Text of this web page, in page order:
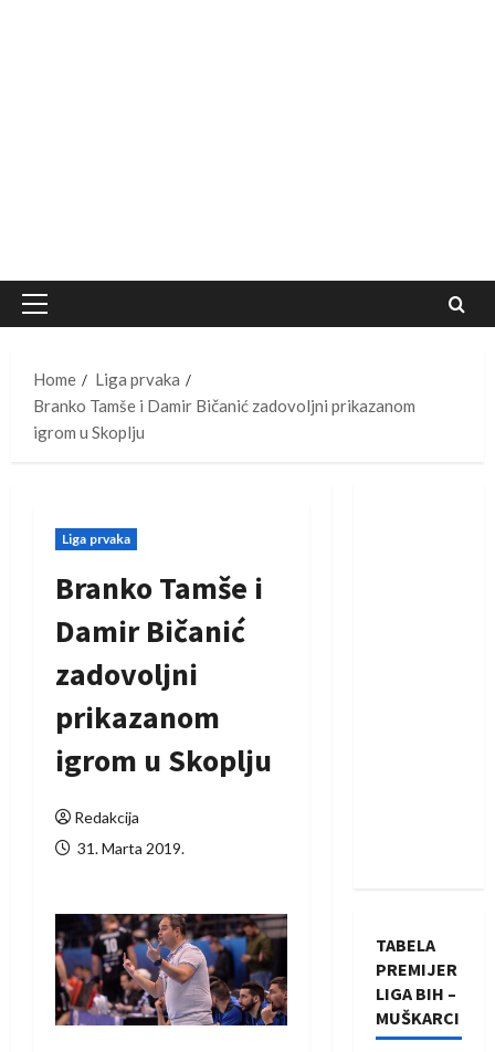
Primary
Home
Liga prvaka
Branko Tamše i Damir Bičanić zadovoljni prikazanom
igrom u Skoplju
Liga prvaka
Branko Tamše i
Damir Bičanić
zadovoljni
prikazanom
igrom u Skoplju
Redakcija
31. Marta 2019.
TABELA
PREMIJER
LIGA BIH –
MUŠKARCI